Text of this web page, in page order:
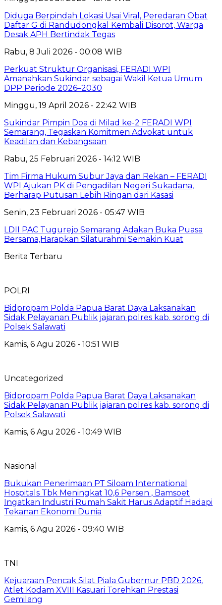
Diduga Berpindah Lokasi Usai Viral, Peredaran Obat
Daftar G di Randudongkal Kembali Disorot, Warga
Desak APH Bertindak Tegas
Rabu, 8 Juli 2026 - 00:08 WIB
Perkuat Struktur Organisasi, FERADI WPI
Amanahkan Sukindar sebagai Wakil Ketua Umum
DPP Periode 2026–2030
Minggu, 19 April 2026 - 22:42 WIB
Sukindar Pimpin Doa di Milad ke-2 FERADI WPI
Semarang, Tegaskan Komitmen Advokat untuk
Keadilan dan Kebangsaan
Rabu, 25 Februari 2026 - 14:12 WIB
Tim Firma Hukum Subur Jaya dan Rekan – FERADI
WPI Ajukan PK di Pengadilan Negeri Sukadana,
Berharap Putusan Lebih Ringan dari Kasasi
Senin, 23 Februari 2026 - 05:47 WIB
LDII PAC Tugurejo Semarang Adakan Buka Puasa
Bersama,Harapkan Silaturahmi Semakin Kuat
Berita Terbaru
POLRI
Bidpropam Polda Papua Barat Daya Laksanakan
Sidak Pelayanan Publik jajaran polres kab. sorong di
Polsek Salawati
Kamis, 6 Agu 2026 - 10:51 WIB
Uncategorized
Bidpropam Polda Papua Barat Daya Laksanakan
Sidak Pelayanan Publik jajaran polres kab. sorong di
Polsek Salawati
Kamis, 6 Agu 2026 - 10:49 WIB
Nasional
Bukukan Penerimaan PT Siloam International
Hospitals Tbk Meningkat 10,6 Persen , Bamsoet
Ingatkan Industri Rumah Sakit Harus Adaptif Hadapi
Tekanan Ekonomi Dunia
Kamis, 6 Agu 2026 - 09:40 WIB
TNI
Kejuaraan Pencak Silat Piala Gubernur PBD 2026,
Atlet Kodam XVIII Kasuari Torehkan Prestasi
Gemilang